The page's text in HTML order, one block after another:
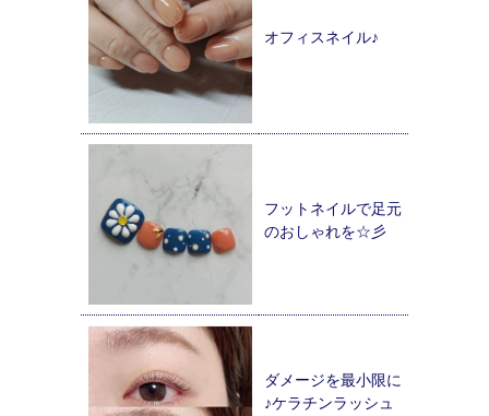
オフィスネイル♪
フットネイルで足元
のおしゃれを☆彡
ダメージを最小限に
♪ケラチンラッシュ